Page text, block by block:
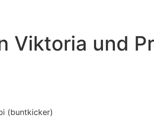
Viktoria und
(buntkicker)